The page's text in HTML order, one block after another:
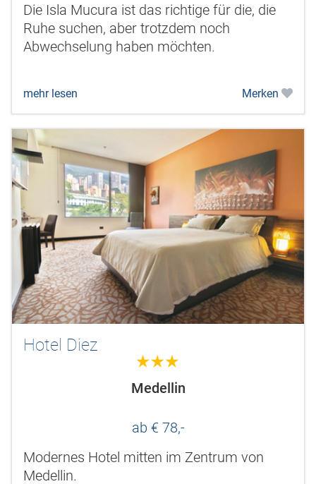
Die Isla Mucura ist das richtige für die, die
Ruhe suchen, aber trotzdem noch
Abwechselung haben möchten.
mehr lesen Merken
Hotel Diez
3.0
Medellin
ab € 78,-
Modernes Hotel mitten im Zentrum von
Medellin.